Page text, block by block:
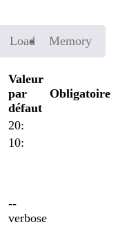
Load Memory
Valeur
par
défaut
Obligatoire
20:
10:
--
verbose